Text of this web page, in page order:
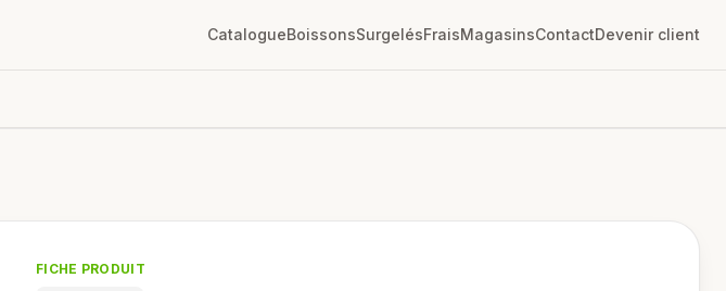
CatalogueBoissonsSurgelésFraisMagasinsContactDevenir client
FICHE PRODUIT